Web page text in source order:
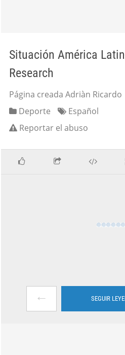
Situación América
Research
Página creada Adriàn Ricardo
Deporte
Español
Reportar el abuso
← SEGUIR